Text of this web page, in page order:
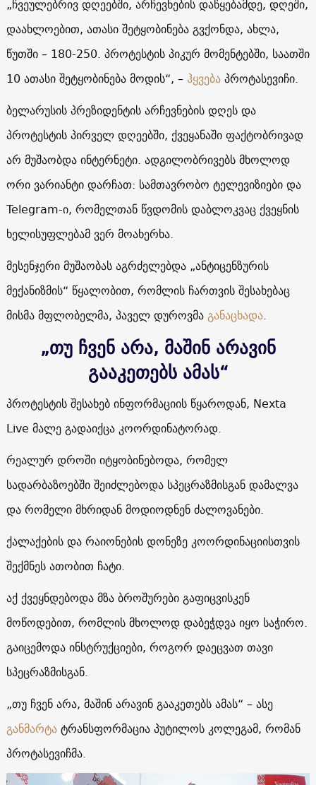
„ჩვეულებრივ დღეებში, არჩევნების დაწყებამდე, დღეში,
დაახლოებით, ათასი შეტყობინება გვქონდა, ახლა,
წუთში – 180-250. პროტესტის პიკურ მომენტებში, საათში
10 ათასი შეტყობინება მოდის“, – ჰყვებაპროტასევიჩი.
ბელარუსის პრეზიდენტის არჩევნების დღეს და
პროტესტის პირველ დღეებში, ქვეყანაში ფაქტობრივად
არ მუშაობდა ინტერნეტი. ადგილობრივებს მხოლოდ
ორი ვარიანტი დარჩათ: სამთავრობო ტელევიზიები და
Telegram-ი, რომელთან წვდომის დაბლოკვაც ქვეყნის
ხელისუფლებამ ვერ მოახერხა.
მესენჯერი მუშაობას აგრძელებდა „ანტიცენზურის
მექანიზმის“ წყალობით, რომლის ჩართვის შესახებაც
მისმა მფლობელმა, პაველ დუროვმაგანაცხადა.
„თუ ჩვენ არა, მაშინ არავინ
გააკეთებს ამას“
პროტესტის შესახებ ინფორმაციის წყაროდან, Nexta
Live მალე გადაიქცა კოორდინატორად.
რეალურ დროში იტყობინებოდა, რომელ
სადარბაზოებში შეიძლებოდა სპეცრაზმისგან დამალვა
და რომელი მხრიდან მოდიოდნენ ძალოვანები.
ქალაქების და რაიონების დონეზე კოორდინაციისთვის
შექმნეს ათობით ჩატი.
აქ ქვეყნდებოდა მზა ბროშურები გაფიცვისკენ
მოწოდებით, რომლის მხოლოდ დაბეჭდვა იყო საჭირო.
გაიცემოდა ინსტრუქციები, როგორ დაეცვათ თავი
სპეცრაზმისგან.
„თუ ჩვენ არა, მაშინ არავინ გააკეთებს ამას“ – ასე
განმარტატრანსფორმაცია პუტილოს კოლეგამ, რომან
პროტასევიჩმა.